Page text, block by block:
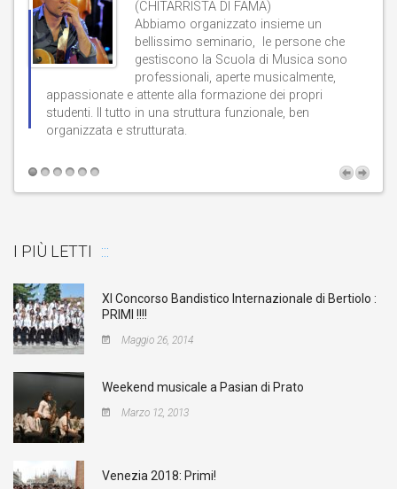
(CHITARRISTA DI FAMA)
Abbiamo organizzato insieme un
bellissimo seminario, le persone che
gestiscono la Scuola di Musica sono
professionali, aperte musicalmente,
appassionate e attente alla formazione dei propri
studenti. Il tutto in una struttura funzionale, ben
organizzata e strutturata.
I PIÙ LETTI
XI Concorso Bandistico Internazionale di Bertiolo :
PRIMI !!!!
Maggio 26, 2014
Weekend musicale a Pasian di Prato
Marzo 12, 2013
Venezia 2018: Primi!